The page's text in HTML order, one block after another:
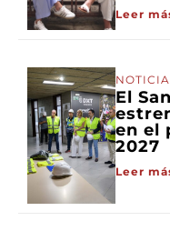
Leer
El
en el
2027
Leer